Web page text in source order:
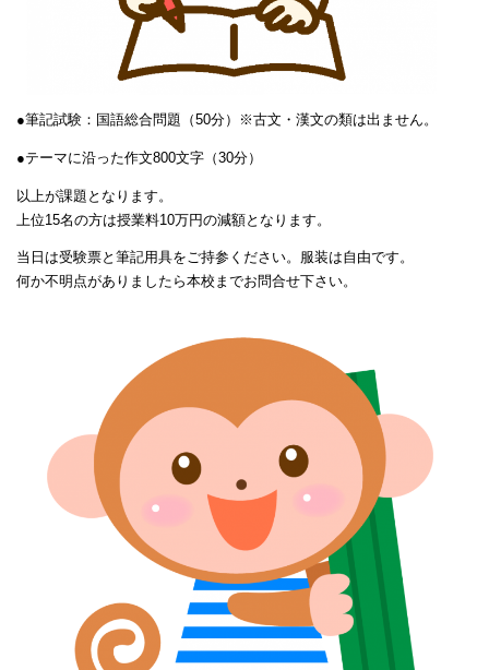
●筆記試験：国語総合問題（50分）※古文・漢文の類は出ません。
●テーマに沿った作文800文字（30分）
以上が課題となります。
上位15名の方は授業料10万円の減額となります。
当日は受験票と筆記用具をご持参ください。服装は自由です。
何か不明点がありましたら本校までお問合せ下さい。